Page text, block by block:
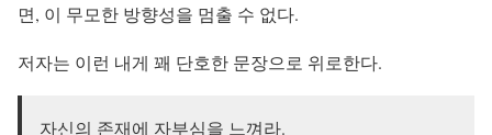
면, 이 무모한 방향성을 멈출 수 없다.
저자는 이런 내게 꽤 단호한 문장으로 위로한다.
자신의 존재에 자부심을 느껴라.